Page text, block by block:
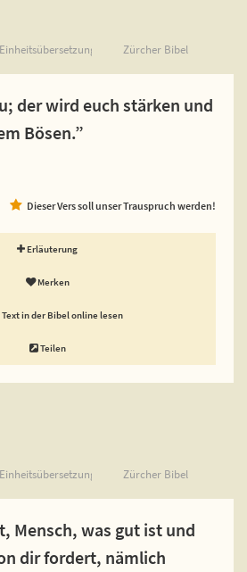
Einheitsübersetzung Zürcher Bibel
der wird euch stärken und
Bösen.”
Dieser Vers soll unser Trauspruch werden!
Erläuterung
Merken
Text in der Bibel online lesen
Teilen
Einheitsübersetzung Zürcher Bibel
Mensch, was gut ist und
dir fordert, nämlich